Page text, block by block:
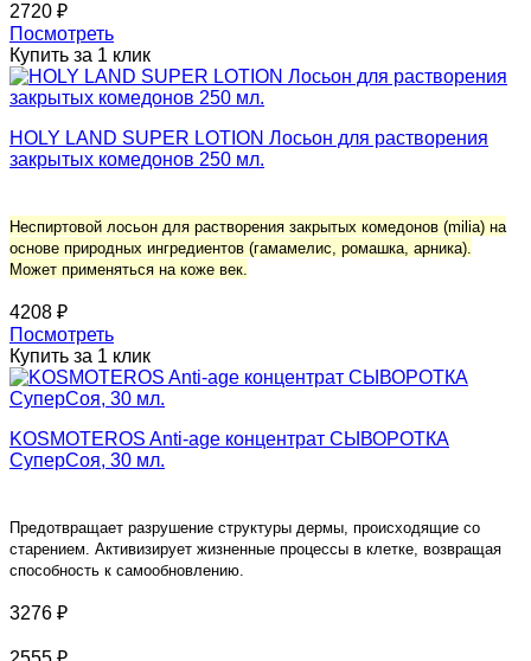
2720 ₽
Посмотреть
Купить за 1 клик
HOLY LAND SUPER LOTION Лосьон для растворения
закрытых комедонов 250 мл.
Неспиртовой лосьон для растворения закрытых комедонов (milia) на
основе природных ингредиентов (гамамелис, ромашка, арника).
Может применяться на коже век.
4208 ₽
Посмотреть
Купить за 1 клик
KOSMOTEROS Anti-age концентрат СЫВОРОТКА
СуперСоя, 30 мл.
Предотвращает разрушение структуры дермы, происходящие со
старением. Активизирует жизненные процессы в клетке, возвращая
способность к самообновлению.
3276 ₽